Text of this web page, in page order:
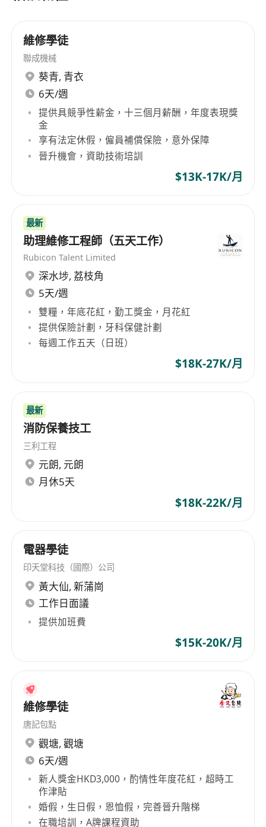
廣泛，管理的物業超過1700幢，範疇包括私人住
等多種類型，展現了其在物業及設施管理方面的豐
富經驗和專業能力。 Hong Yip Service Co. Ltd.,
established in 1967, is a wholly owned
subsidiary of New World Development
Company Limited, focusing on property and
facilities management services. Since its
inception, the company has been renowned for
its professional property management services,
which were formally acquired by New World
Development in 1973, further solidifying its
managing over 1700 properties including
private residences, luxury homes, office
buildings, shopping malls, car parks, schools,
experience and expertise in property and facility
management.
維修學徒
聯成機械
葵青, 青衣
6天/週
提供具競爭性薪金，十三個月薪酬，年度表現獎
金
享有法定休假，僱員補償保險，意外保障
晉升機會，資助技術培訓
$13K-17K/月
最新
助理維修工程師（五天工作）
Rubicon Talent Limited
深水埗, 荔枝角
5天/週
雙糧，年底花紅，勤工獎金，月花紅
提供保險計劃，牙科保健計劃
每週工作五天（日班）
$18K-27K/月
最新
消防保養技工
三利工程
元朗, 元朗
月休5天
$18K-22K/月
電器學徒
印天堂科技（國際）公司
黃大仙, 新蒲崗
工作日面議
提供加班費
$15K-20K/月
維修學徒
唐記包點
觀塘, 觀塘
6天/週
新人獎金HKD3,000，酌情性年度花紅，超時工
作津貼
婚假，生日假，恩恤假，完善晉升階梯
在職培訓，A牌課程資助